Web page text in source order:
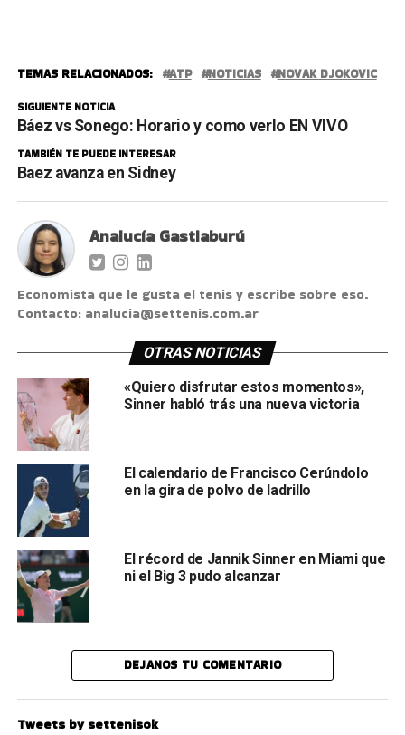
TEMAS RELACIONADOS: ATP NOTICIAS NOVAK DJOKOVIC
SIGUIENTE NOTICIA
Báez vs Sonego: Horario y como verlo EN VIVO
TAMBIÉN TE PUEDE INTERESAR
Baez avanza en Sidney
Analucía Gastiaburú
Economista que le gusta el tenis y escribe sobre eso.
Contacto: analucia@settenis.com.ar
OTRAS NOTICIAS
«Quiero disfrutar estos momentos»,
Sinner habló trás una nueva victoria
El calendario de Francisco Cerúndolo
en la gira de polvo de ladrillo
El récord de Jannik Sinner en Miami que
ni el Big 3 pudo alcanzar
DEJANOS TU COMENTARIO
Tweets by settenisok